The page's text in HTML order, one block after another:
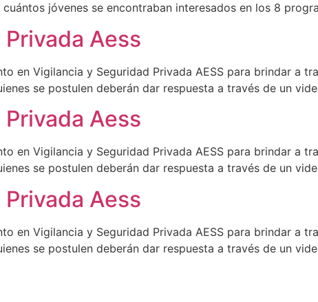
jóvenes se encontraban interesados en los 8
Aess
en Vigilancia y Seguridad Privada AESS para brindar a
se postulen deberán dar respuesta a través de un
Aess
en Vigilancia y Seguridad Privada AESS para brindar a
se postulen deberán dar respuesta a través de un
Aess
en Vigilancia y Seguridad Privada AESS para brindar a
se postulen deberán dar respuesta a través de un